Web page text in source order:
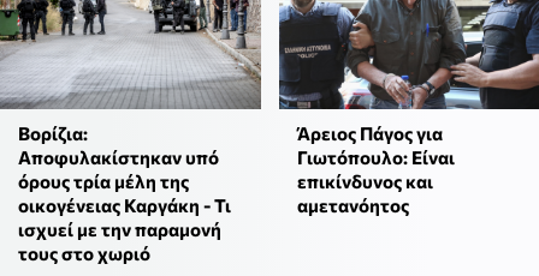
Βορίζια:
Αποφυλακίστηκαν υπό
όρους τρία μέλη της
οικογένειας Καργάκη - Τι
ισχυεί με την παραμονή
τους στο χωριό
Άρειος Πάγος για
Γιωτόπουλο: Είναι
επικίνδυνος και
αμετανόητος